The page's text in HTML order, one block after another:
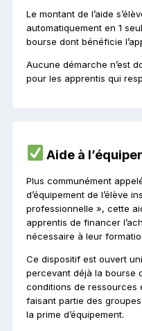
Le montant de l’aide
automatiquement en 1
bourse dont bénéficie
Aucune démarche n’est
pour les apprentis qui
Aide à
Plus communément
d’équipement de l’élève
professionnelle », cette
apprentis de financer
nécessaire à leur
Ce dispositif est ouvert
percevant déjà la bourse
conditions de ressources
faisant partie des
la prime d’équipement.